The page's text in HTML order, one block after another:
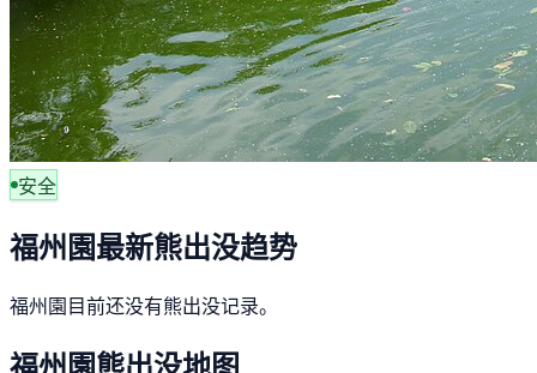
安全
福州園最新熊出没趋势
福州園目前还没有熊出没记录。
福州園熊出没地图